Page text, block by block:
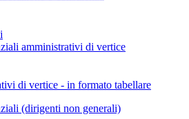
amministrativi di vertice
di vertice - in formato tabellare
(dirigenti non generali)